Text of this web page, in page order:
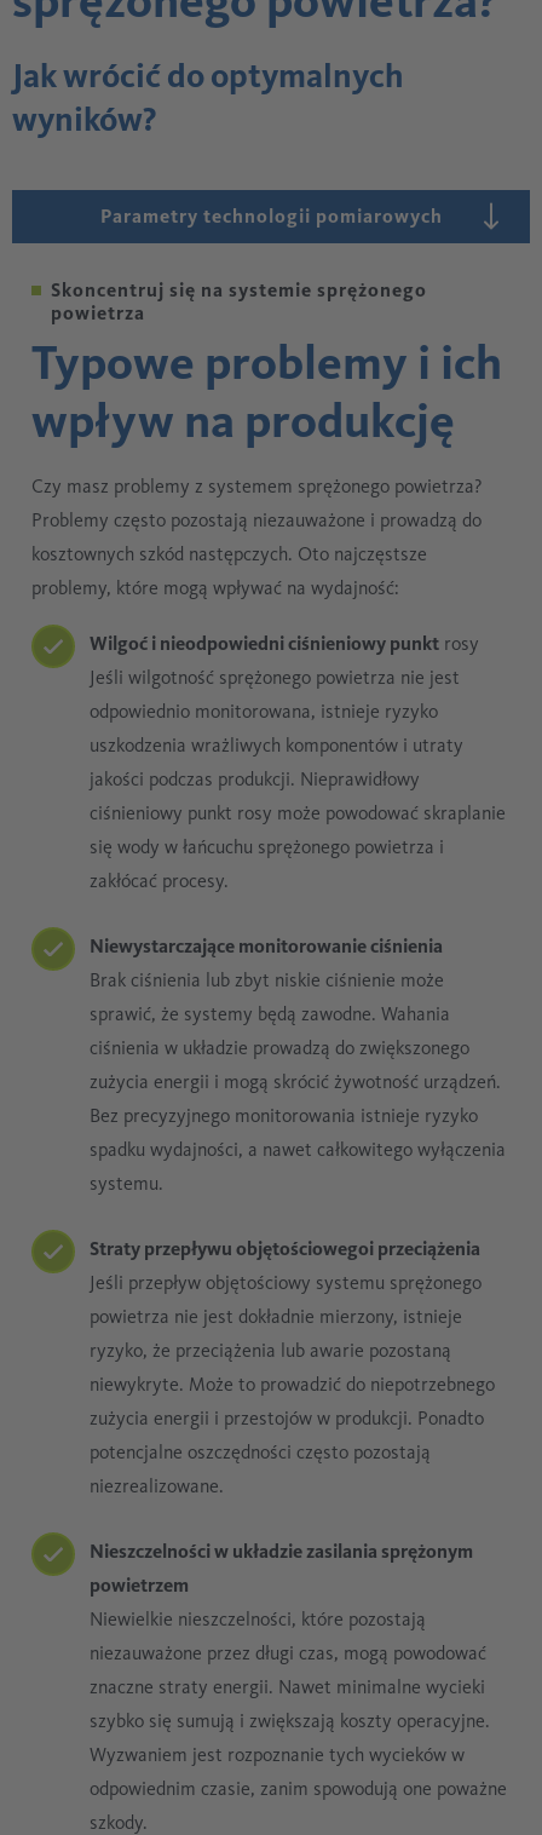
Jak wrócić do optymalnych
wyników?
Parametry technologii pomiarowych
Skoncentruj się na systemie sprężonego
powietrza
Typowe problemy i ich
wpływ na produkcję
Czy masz problemy z systemem sprężonego powietrza?
Problemy często pozostają niezauważone i prowadzą do
kosztownych szkód następczych. Oto najczęstsze
problemy, które mogą wpływać na wydajność:
Wilgoć i nieodpowiedni ciśnieniowy punkt rosy
Jeśli wilgotność sprężonego powietrza nie jest
odpowiednio monitorowana, istnieje ryzyko
uszkodzenia wrażliwych komponentów i utraty
jakości podczas produkcji. Nieprawidłowy
ciśnieniowy punkt rosy może powodować skraplanie
się wody w łańcuchu sprężonego powietrza i
zakłócać procesy.
Niewystarczające monitorowanie ciśnienia
Brak ciśnienia lub zbyt niskie ciśnienie może
sprawić, że systemy będą zawodne. Wahania
ciśnienia w układzie prowadzą do zwiększonego
zużycia energii i mogą skrócić żywotność urządzeń.
Bez precyzyjnego monitorowania istnieje ryzyko
spadku wydajności, a nawet całkowitego wyłączenia
systemu.
Straty przepływu objętościowegoi przeciążenia
Jeśli przepływ objętościowy systemu sprężonego
powietrza nie jest dokładnie mierzony, istnieje
ryzyko, że przeciążenia lub awarie pozostaną
niewykryte. Może to prowadzić do niepotrzebnego
zużycia energii i przestojów w produkcji. Ponadto
potencjalne oszczędności często pozostają
niezrealizowane.
Nieszczelności w układzie zasilania sprężonym
powietrzem
Niewielkie nieszczelności, które pozostają
niezauważone przez długi czas, mogą powodować
znaczne straty energii. Nawet minimalne wycieki
szybko się sumują i zwiększają koszty operacyjne.
Wyzwaniem jest rozpoznanie tych wycieków w
odpowiednim czasie, zanim spowodują one poważne
szkody.